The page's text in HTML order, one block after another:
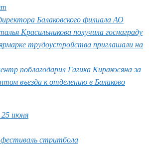
Балаковского филиала АО
Красильникова получила госнаграду
трудоустройства приглашали на
поблагодарил Гагика Киракосяна за
въезда к отделению в Балаково
25 июня
стритбола